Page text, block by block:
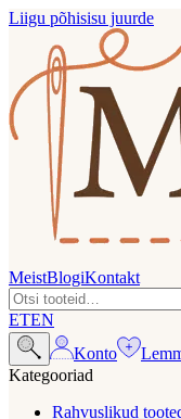
Liigu põhisisu juurde
MeistBlogiKontakt
ETEN
Konto
Kategooriad
Rahvuslikud